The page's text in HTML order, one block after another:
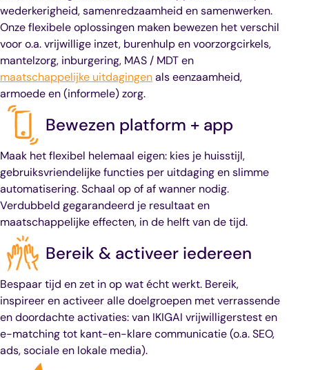
wederkerigheid, samenredzaamheid en samenwerken.
Onze flexibele oplossingen maken bewezen het verschil
voor o.a. vrijwillige inzet, burenhulp en voorzorgcirkels,
mantelzorg, inburgering, MAS / MDT en
maatschappelijke uitdagingenals eenzaamheid,
armoede en (informele) zorg.
Bewezen platform + app
Maak het flexibel helemaal eigen: kies je huisstijl,
gebruiksvriendelijke functies per uitdaging en slimme
automatisering. Schaal op of af wanner nodig.
Verdubbeld gegarandeerd je resultaat en
maatschappelijke effecten, in de helft van de tijd.
Bereik & activeer iedereen
Bespaar tijd en zet in op wat écht werkt. Bereik,
inspireer en activeer alle doelgroepen met verrassende
en doordachte activaties: van IKIGAI vrijwilligerstest en
e-matching tot kant-en-klare communicatie (o.a. SEO,
ads, sociale en lokale media).